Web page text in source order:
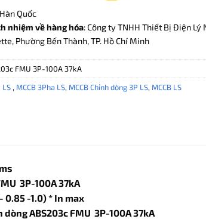
Quốc
nhiệm về hàng hóa: Công ty TNHH Thiết Bị Điện Lý
Phường Bến Thành, TP. Hồ Chí Minh
FMU 3P-100A 37kA
LS , MCCB 3Pha LS, MCCB Chỉnh dòng 3P LS, MCCB LS
3P-100A 37kA
-1.0) * In max
ABS203c FMU 3P-100A 37kA